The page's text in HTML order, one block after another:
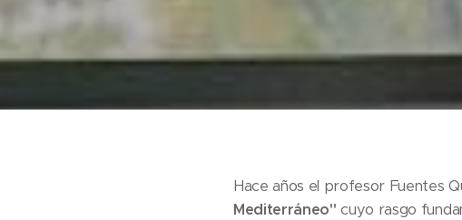
Hace años el profesor Fuentes
Mediterráneo" cuyo rasgo